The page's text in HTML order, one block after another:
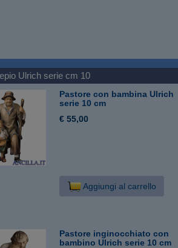
Ulrich serie cm 10
Pastore con bambina Ulrich
serie 10 cm
€ 55,00
Aggiungi al carrello
Pastore inginocchiato con
bambino Ulrich serie 10 cm